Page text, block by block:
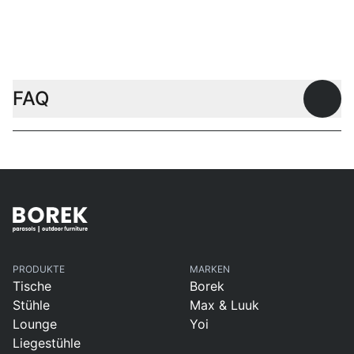
FAQ
PRODUKTE
Tische
Stühle
Lounge
Liegestühle
MARKEN
Borek
Max & Luuk
Yoi